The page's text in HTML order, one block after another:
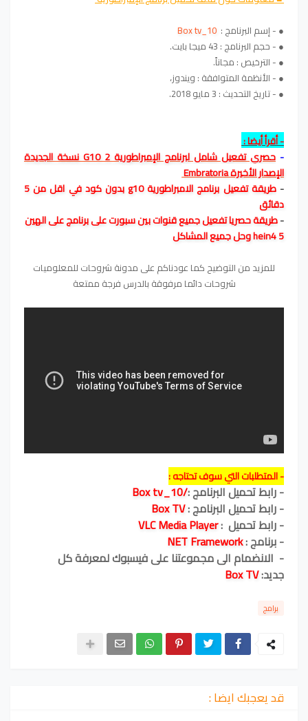
● - إسم البرنامج : Box tv_10
● - حجم البرنامج : 43 ميجا بايت.
● - الترخيص : مجاناً.
● - الأنظمة المتوافقة : ويندوز،
● - تاريخ التحديث : 3 مايو 2018.
- أقرأ أيضا :
-
حصري تفعيل شامل لبرنامج الإمبراطورية G10 2 نسخة الجديدة
الإصدار الأخيرةEmbratoria
-
طريقة تفعيل برنامج الامبراطورية g10 بدون كود في اقل من 5
دقائق
-طريقة حصريا تفعيل جميع قنوات بين سبورت على برنامج على الهين
hein4 5 وحل جميع المشاكل
للمزيد من التوضيح كما عودناكم على مدونة شروحات للمعلوميات
شروحات دائما مرفوقة بالدرس فرجة ممتعة
- المتطلبات التي سوف تحتاجه :
- رابط تحميل البرنامج :/Box tv_10
- رابط تحميل البرنامج :Box TV
- رابط تحميل :VLC Media Player
- برنامج :NET Framework
- الانضمام الى مجموعتنا على فيسبوك لمعرفة كل
جديد:Box TV
برامج
قد يعجبك ايضا :